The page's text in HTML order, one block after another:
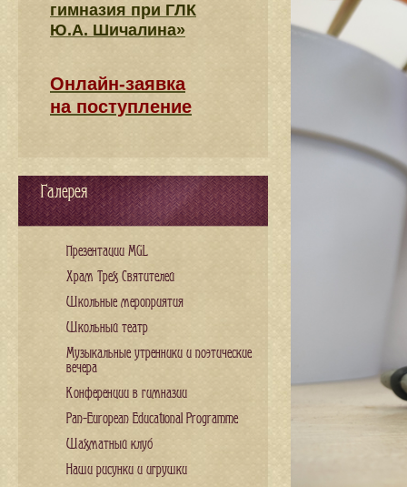
гимназия при ГЛК
Ю.А. Шичалина»
Онлайн-заявка
на поступление
Галерея
Презентации MGL
Храм Трех Святителей
Школьные мероприятия
Школьный театр
Музыкальные утренники и поэтические
вечера
Конференции в гимназии
Pan-European Educational Programme
Шахматный клуб
Наши рисунки и игрушки